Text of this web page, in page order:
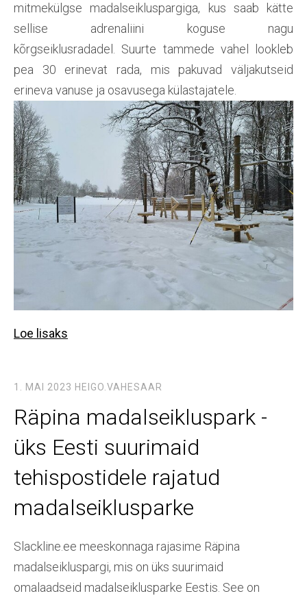
mitmekülgse madalseikluspargiga, kus saab kätte
sellise adrenaliini koguse nagu
kõrgseiklusradadel. Suurte tammede vahel lookleb
pea 30 erinevat rada, mis pakuvad väljakutseid
erineva vanuse ja osavusega külastajatele.
Loe lisaks
1. MAI 2023 HEIGO.VAHESAAR
Räpina madalseikluspark -
üks Eesti suurimaid
tehispostidele rajatud
madalseiklusparke
Slackline.ee meeskonnaga rajasime Räpina
madalseikluspargi, mis on üks suurimaid
omalaadseid madalseiklusparke Eestis. See on